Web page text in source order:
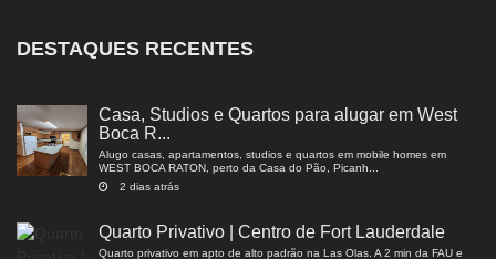
DESTAQUES RECENTES
Casa, Studios e Quartos para alugar em West
Boca R...
Alugo casas, apartamentos, studios e quartos em mobile homes em
WEST BOCA RATON, perto da Casa do Pão, Picanh...
2 dias atrás
Quarto Privativo | Centro de Fort Lauderdale
Quarto privativo em apto de alto padrão na Las Olas. A 2 min da FAU e